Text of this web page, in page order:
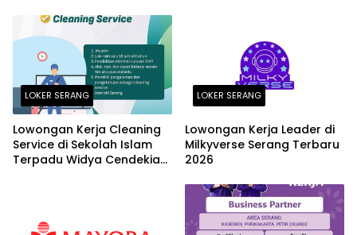
LOKER SERANG
Lowongan Kerja Cleaning
Service di Sekolah Islam
Terpadu Widya Cendekia
LOKER SERANG
Lowongan Kerja Leader di
Milkyverse Serang Terbaru
2026